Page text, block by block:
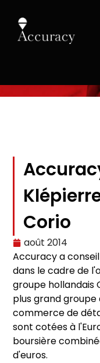
Corio
août 2014
Accuracy a
dans le cadre de
groupe hollandais
plus grand
commerce de
sont cotées à
boursière
d'euros.